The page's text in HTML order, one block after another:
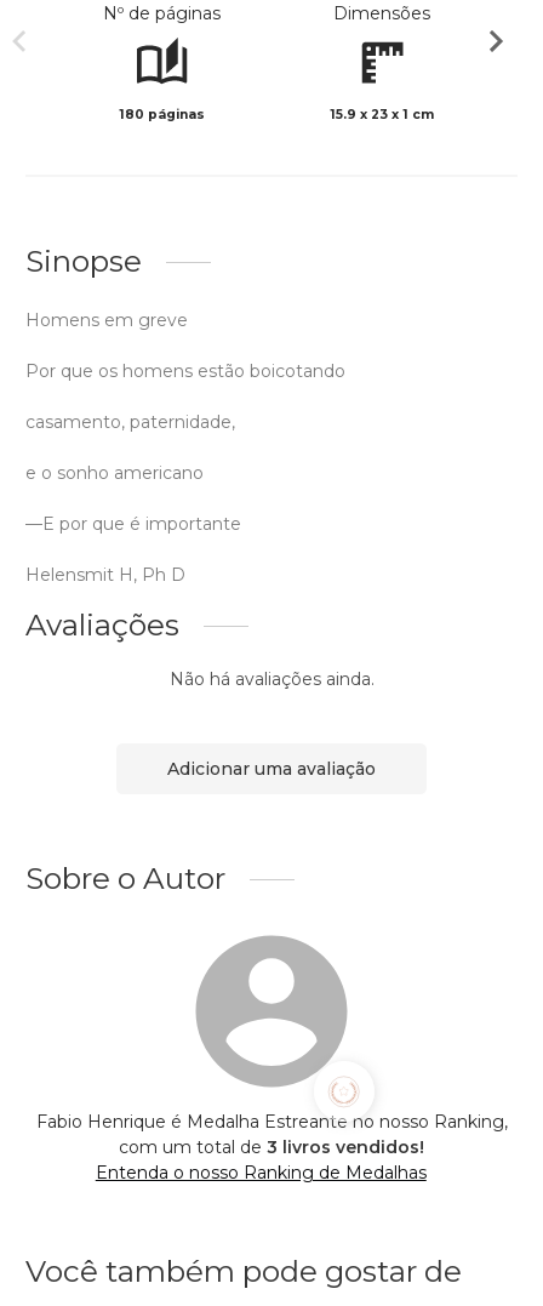
Nº de páginas
180 páginas
Dimensões
15.9 x 23 x 1 cm
Sinopse
Homens em greve
Por que os homens estão boicotando
casamento, paternidade,
e o sonho americano
—E por que é importante
Helensmit H, Ph D
Avaliações
Não há avaliações ainda.
Adicionar uma avaliação
Sobre o Autor
Fabio Henrique é Medalha Estreante no nosso Ranking,
com um total de 3 livros vendidos!
Entenda o nosso Ranking de Medalhas
Você também pode gostar de